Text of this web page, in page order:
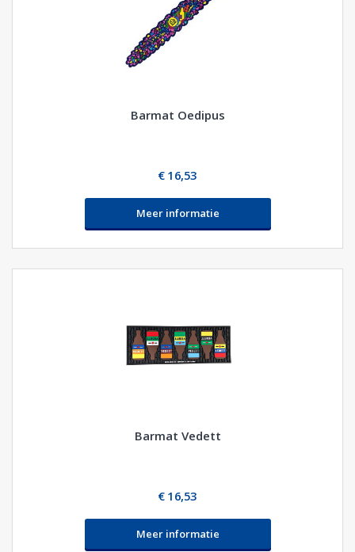
Barmat Oedipus
€ 16,53
Meer informatie
Barmat Vedett
€ 16,53
Meer informatie